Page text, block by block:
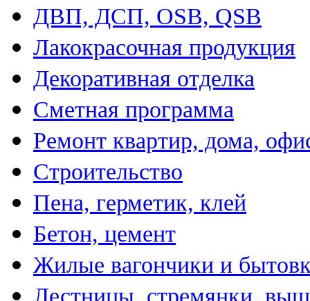
ДВП, ДСП, OSB, QSB
Лакокрасочная продукция
Декоративная отделка
Сметная программа
Ремонт квартир, дома,
Строительство
Пена, герметик, клей
Бетон, цемент
Жилые вагончики и